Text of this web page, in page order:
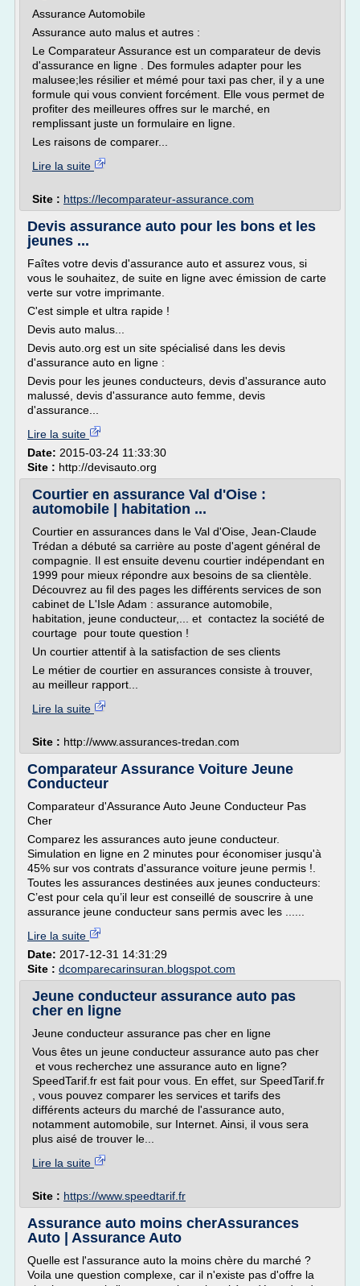
Assurance Automobile
Assurance auto malus et autres :
Le Comparateur Assurance est un comparateur de devis
d'assurance en ligne . Des formules adapter pour les
malusee;les résilier et mémé pour taxi pas cher, il y a une
formule qui vous convient forcément. Elle vous permet de
profiter des meilleures offres sur le marché, en
remplissant juste un formulaire en ligne.
Les raisons de comparer...
Lire la suite
Site : https://lecomparateur-assurance.com
Devis assurance auto pour les bons et les
jeunes ...
Faîtes votre devis d'assurance auto et assurez vous, si
vous le souhaitez, de suite en ligne avec émission de carte
verte sur votre imprimante.
C'est simple et ultra rapide !
Devis auto malus...
Devis auto.org est un site spécialisé dans les devis
d'assurance auto en ligne :
Devis pour les jeunes conducteurs, devis d'assurance auto
malussé, devis d'assurance auto femme, devis
d'assurance...
Lire la suite
Date: 2015-03-24 11:33:30
Site : http://devisauto.org
Courtier en assurance Val d'Oise :
automobile | habitation ...
Courtier en assurances dans le Val d'Oise, Jean-Claude
Trédan a débuté sa carrière au poste d'agent général de
compagnie. Il est ensuite devenu courtier indépendant en
1999 pour mieux répondre aux besoins de sa clientèle.
Découvrez au fil des pages les différents services de son
cabinet de L'Isle Adam : assurance automobile,
habitation, jeune conducteur,... et contactez la société de
courtage pour toute question !
Un courtier attentif à la satisfaction de ses clients
Le métier de courtier en assurances consiste à trouver,
au meilleur rapport...
Lire la suite
Site : http://www.assurances-tredan.com
Comparateur Assurance Voiture Jeune
Conducteur
Comparateur d'Assurance Auto Jeune Conducteur Pas
Cher
Comparez les assurances auto jeune conducteur.
Simulation en ligne en 2 minutes pour économiser jusqu'à
45% sur vos contrats d'assurance voiture jeune permis !.
Toutes les assurances destinées aux jeunes conducteurs:
C’est pour cela qu’il leur est conseillé de souscrire à une
assurance jeune conducteur sans permis avec les ......
Lire la suite
Date: 2017-12-31 14:31:29
Site : dcomparecarinsuran.blogspot.com
Jeune conducteur assurance auto pas
cher en ligne
Jeune conducteur assurance pas cher en ligne
Vous êtes un jeune conducteur assurance auto pas cher
et vous recherchez une assurance auto en ligne?
SpeedTarif.fr est fait pour vous. En effet, sur SpeedTarif.fr
, vous pouvez comparer les services et tarifs des
différents acteurs du marché de l'assurance auto,
notamment automobile, sur Internet. Ainsi, il vous sera
plus aisé de trouver le...
Lire la suite
Site : https://www.speedtarif.fr
Assurance auto moins cherAssurances
Auto | Assurance Auto
Quelle est l'assurance auto la moins chère du marché ?
Voila une question complexe, car il n'existe pas d'offre la